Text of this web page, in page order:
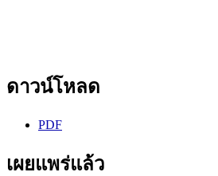
ดาวน์โหลด
PDF
เผยแพร่แล้ว